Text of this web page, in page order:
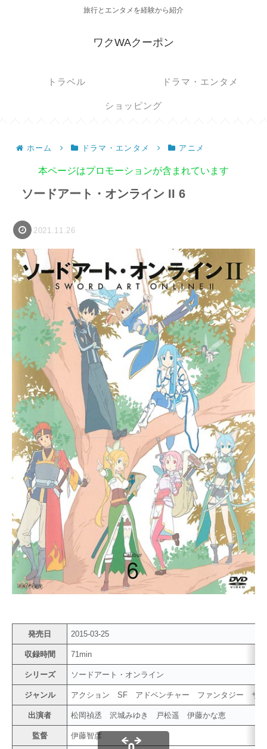
旅行とエンタメを経験から紹介
ワクWAクーポン
トラベル ドラマ・エンタメ
ショッピング
ホーム ドラマ・エンタメ アニメ
本ページはプロモーションが含まれています
ソードアート・オンライン II 6
2021.11.26
発売日 2015-03-25
収録時間 71min
シリーズ ソードアート・オンライン
ジャンル アクション SF アドベンチャー ファンタジー サ
出演者 松岡禎丞 沢城みゆき 戸松遥 伊藤かな恵
監督 伊藤智彦